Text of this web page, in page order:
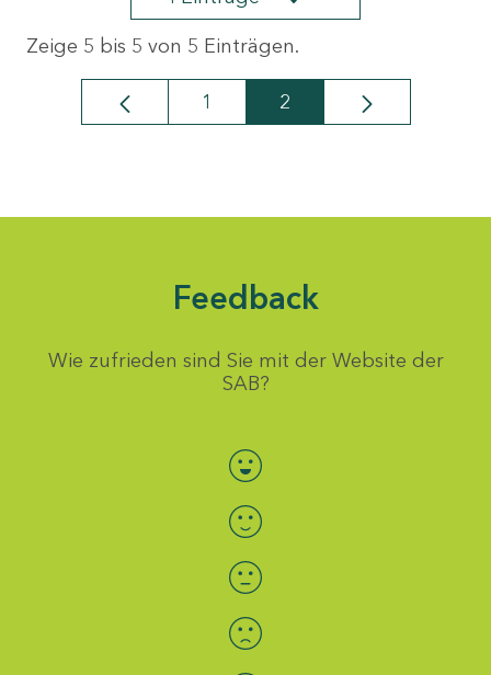
Zeige 5 bis 5 von 5 Einträgen.
Seite
1 Seite
2
Feedback
Wie zufrieden sind Sie mit der Website der
SAB?
Bewertung auswählen